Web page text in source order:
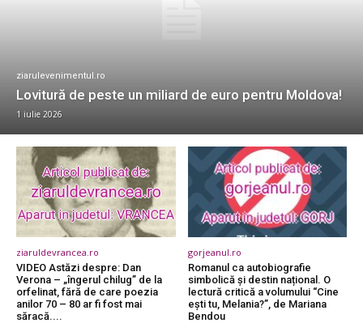
ziarulevenimentul.ro
Lovitură de peste un miliard de euro pentru Moldova!
1 iulie 2026
ziaruldevrancea.ro
VIDEO Astăzi despre: Dan
Verona – „îngerul chilug” de la
orfelinat, fără de care poezia
anilor 70 – 80 ar fi fost mai
săracă....
gorjeanul.ro
Romanul ca autobiografie
simbolică și destin național. O
lectură critică a volumului “Cine
ești tu, Melania?”, de Mariana
Bendou